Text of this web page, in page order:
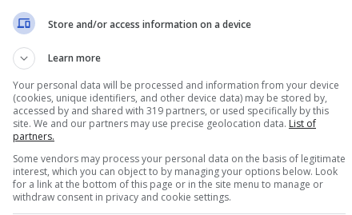
19
nonostante siano quelli maggiormente
ci sarà il biglietto nominativo, né la
esserci le indicazioni di dove sedersi,
sempre un posto libero tra un
fatto in autonomia dai passeggeri
e rigorosi di prima.
Store and/or access information on a device
Learn more
Your personal data will be processed and information from your device
(cookies, unique identifiers, and other device data) may be stored by,
accessed by and shared with 319 partners, or used specifically by this
site. We and our partners may use precise geolocation data. List of
partners.
Some vendors may process your personal data on the basis of legitimate
interest, which you can object to by managing your options below. Look
for a link at the bottom of this page or in the site menu to manage or
withdraw consent in privacy and cookie settings.